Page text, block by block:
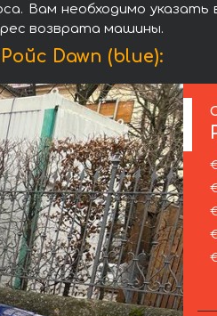
Вам необходимо
возврата машины.
Dawn (blue):